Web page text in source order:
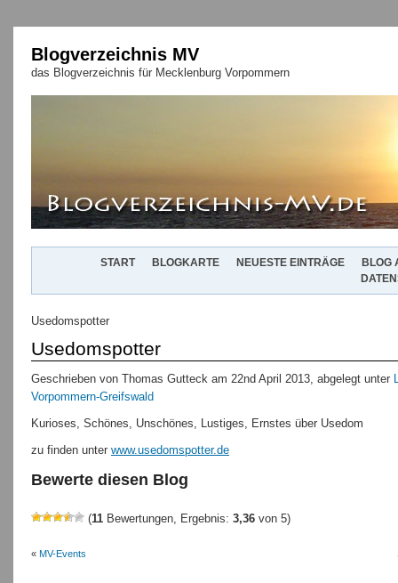
Blogverzeichnis MV
das Blogverzeichnis für Mecklenburg Vorpommern
START BLOGKARTE NEUESTE EINTRÄGE
BLOG
Usedomspotter
Usedomspotter
Geschrieben von Thomas Gutteck am 22nd April 2013, abgelegt unter
Vorpommern-Greifswald
Kurioses, Schönes, Unschönes, Lustiges, Ernstes über Usedom
zu finden unter www.usedomspotter.de
Bewerte diesen Blog
(11 Bewertungen, Ergebnis: 3,36 von 5)
« MV-Events